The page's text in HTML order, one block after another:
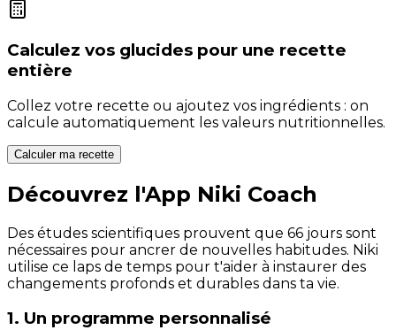
Calculez vos glucides pour une recette
entière
Collez votre recette ou ajoutez vos ingrédients : on
calcule automatiquement les valeurs nutritionnelles.
Calculer ma recette
Découvrez l'App Niki Coach
Des études scientifiques prouvent que 66 jours sont
nécessaires pour ancrer de nouvelles habitudes. Niki
utilise ce laps de temps pour t'aider à instaurer des
changements profonds et durables dans ta vie.
1. Un programme personnalisé